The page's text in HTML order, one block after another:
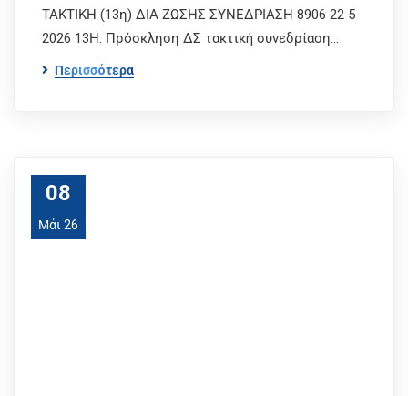
ΤΑΚΤΙΚΗ (13η) ΔΙΑ ΖΩΣΗΣ ΣΥΝΕΔΡΙΑΣΗ 8906 22 5
2026 13Η. Πρόσκληση ΔΣ τακτική συνεδρίαση…
Περισσότερα
08
Μάι 26